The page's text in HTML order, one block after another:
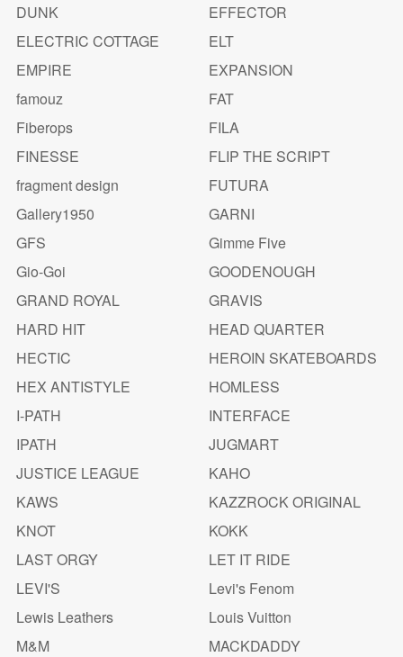
DUNK
EFFECTOR
ELECTRIC COTTAGE
ELT
EMPIRE
EXPANSION
famouz
FAT
Fiberops
FILA
FINESSE
FLIP THE SCRIPT
fragment design
FUTURA
Gallery1950
GARNI
GFS
Gimme Five
Gio-Goi
GOODENOUGH
GRAND ROYAL
GRAVIS
HARD HIT
HEAD QUARTER
HECTIC
HEROIN SKATEBOARDS
HEX ANTISTYLE
HOMLESS
I-PATH
INTERFACE
IPATH
JUGMART
JUSTICE LEAGUE
KAHO
KAWS
KAZZROCK ORIGINAL
KNOT
KOKK
LAST ORGY
LET IT RIDE
LEVI'S
Levi's Fenom
Lewis Leathers
Louis Vuitton
M&M
MACKDADDY